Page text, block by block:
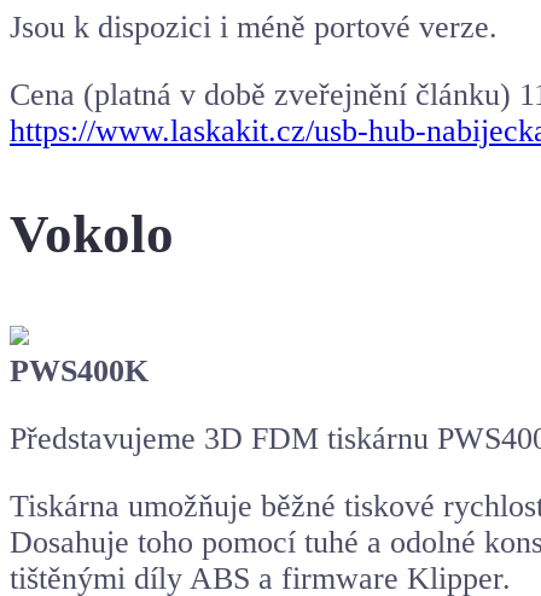
Jsou k dispozici i méně portové verze.
Cena (platná v době zveřejnění článku)
https://www.laskakit.cz/usb-hub-
Vokolo
PWS400K
Představujeme 3D FDM tiskárnu
Tiskárna umožňuje běžné tiskové
Dosahuje toho pomocí tuhé a odolné
tištěnými díly ABS a firmware Klipper.